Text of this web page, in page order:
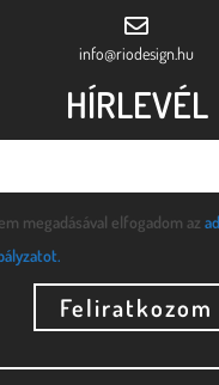
info@riodesign.hu
HÍRLEVÉL
megadásával elfogadom az
Feliratkozom